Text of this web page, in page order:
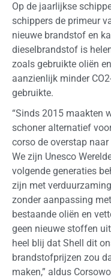
Op de jaarlijkse
schippers de primeur
nieuwe brandstof en
dieselbrandstof is
zoals gebruikte oliën
aanzienlijk minder
gebruikte.
“Sinds 2015 maakten
schoner alternatief
corso de overstap
We zijn Unesco
volgende generaties
zijn met
zonder aanpassing
bestaande oliën en
geen nieuwe stoffen
heel blij dat Shell dit
brandstofprijzen zou
maken,” aldus